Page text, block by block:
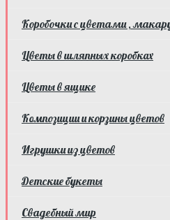
Коробочки с цветами ,
Цветы в шляпных коробках
Цветы в ящике
Композиции и корзины цветов
Игрушки из цветов
Детские букеты
Свадебный мир